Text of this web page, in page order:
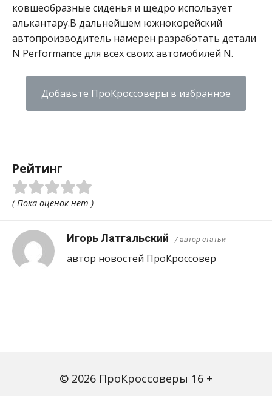
ковшеобразные сиденья и щедро использует
алькантару.В дальнейшем южнокорейский
автопроизводитель намерен разработать детали
N Performance для всех своих автомобилей N.
Добавьте ПроКроссоверы в избранное
Рейтинг
( Пока оценок нет )
Игорь Латгальский / автор статьи
автор новостей ПроКроcсовер
© 2026 ПроКроссоверы 16 +